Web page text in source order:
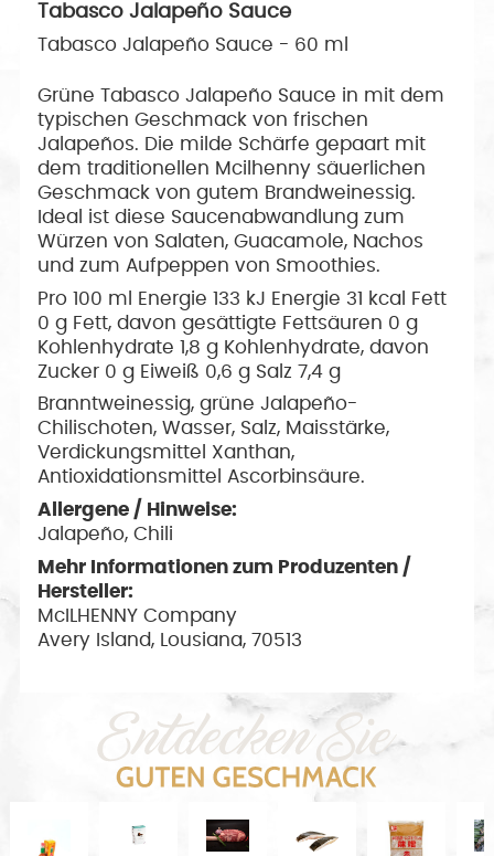
Tabasco Jalapeño Sauce
Tabasco Jalapeño Sauce - 60 ml
Grüne Tabasco Jalapeño Sauce in mit dem
typischen Geschmack von frischen
Jalapeños. Die milde Schärfe gepaart mit
dem traditionellen Mcilhenny säuerlichen
Geschmack von gutem Brandweinessig.
Ideal ist diese Saucenabwandlung zum
Würzen von Salaten, Guacamole, Nachos
und zum Aufpeppen von Smoothies.
Pro 100 ml Energie 133 kJ Energie 31 kcal Fett
0 g Fett, davon gesättigte Fettsäuren 0 g
Kohlenhydrate 1,8 g Kohlenhydrate, davon
Zucker 0 g Eiweiß 0,6 g Salz 7,4 g
Branntweinessig, grüne Jalapeño-
Chilischoten, Wasser, Salz, Maisstärke,
Verdickungsmittel Xanthan,
Antioxidationsmittel Ascorbinsäure.
Allergene / Hinweise:
Jalapeño, Chili
Mehr Informationen zum Produzenten /
Hersteller:
McILHENNY Company
Avery Island, Lousiana, 70513